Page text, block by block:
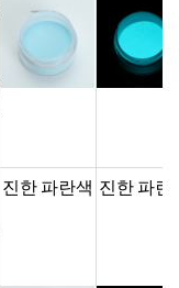
진한 파란색 진한 파란